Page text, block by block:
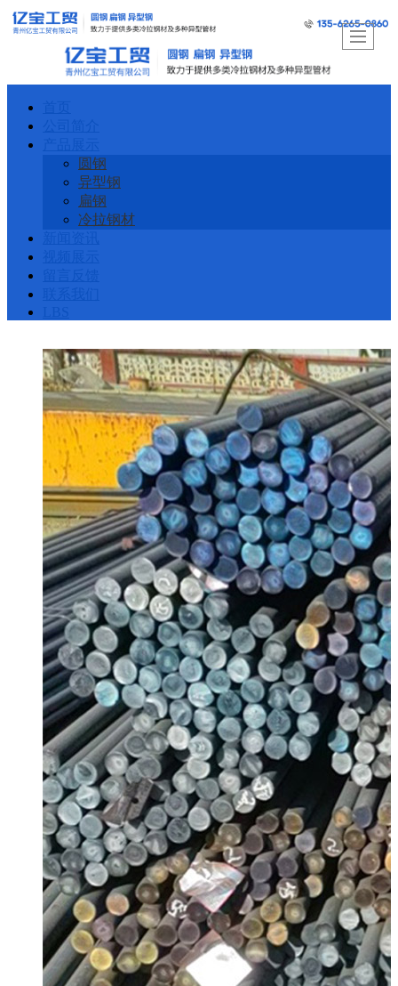
圆钢
异型钢
扁钢
冷拉钢材